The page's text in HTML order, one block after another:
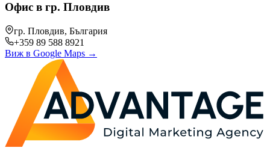
Офис в гр. Пловдив
гр. Пловдив, България
+359 89 588 8921
Виж в Google Maps →